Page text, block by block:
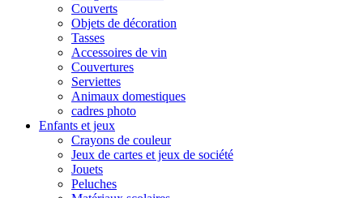
Couverts
Objets de décoration
Tasses
Accessoires de vin
Couvertures
Serviettes
Animaux domestiques
cadres photo
Enfants et jeux
Crayons de couleur
Jeux de cartes et jeux de société
Jouets
Peluches